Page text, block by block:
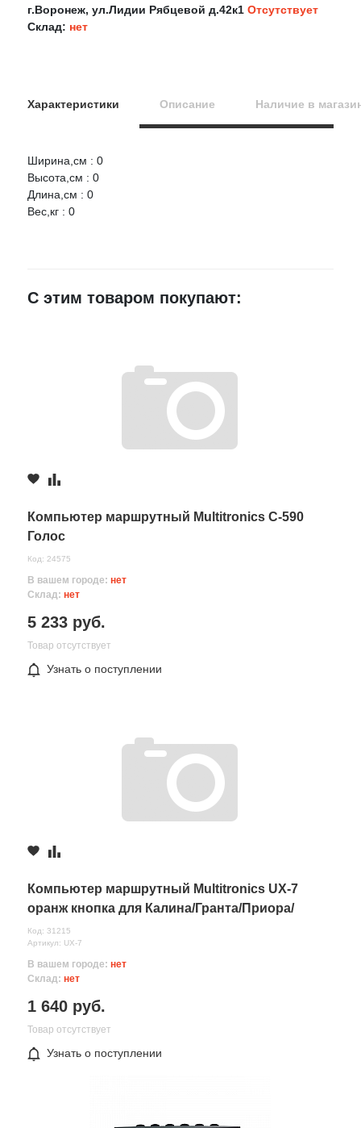
г.Воронеж, ул.Лидии Рябцевой д.42к1 Отсутствует
Склад: нет
Характеристики Описание Наличие в
Ширина,см : 0
Высота,см : 0
Длина,см : 0
Вес,кг : 0
Оцените товар:
Ваше имя
Комментарий
Все поля формы обязательны
Отправляя форму вы соглашаетесь на
С этим товаром покупают:
Компьютер маршрутный Multitronics C-590
Голос
Код: 24575
В вашем городе: нет
Склад: нет
5 233 руб.
Товар отсутствует
Узнать о поступлении
Компьютер маршрутный Multitronics UX-7
оранж кнопка для Калина/Гранта/Приора/
ШевиНива/Самара-2|
Код: 31215
Артикул: UX-7
В вашем городе: нет
Склад: нет
1 640 руб.
Товар отсутствует
Узнать о поступлении